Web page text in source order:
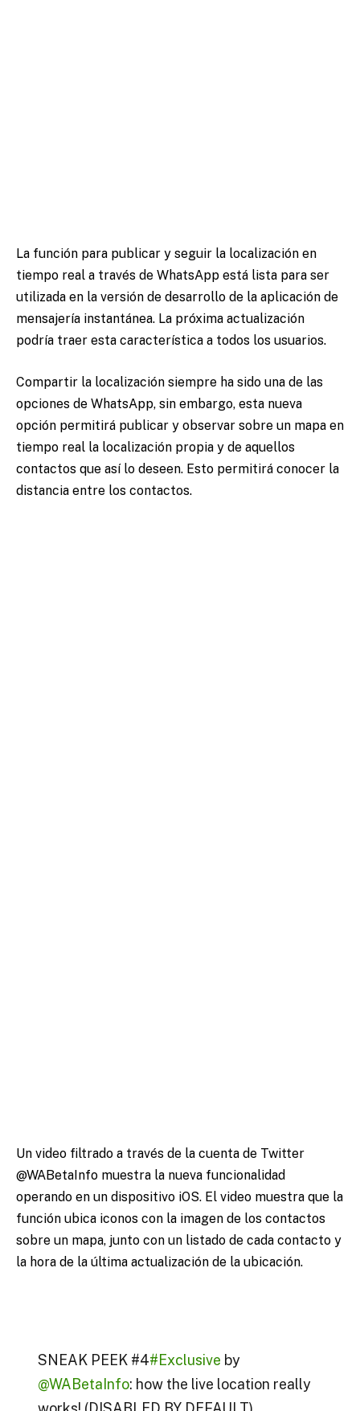
La función para publicar y seguir la localización en
tiempo real a través de WhatsApp está lista para ser
utilizada en la versión de desarrollo de la aplicación de
mensajería instantánea. La próxima actualización
podría traer esta característica a todos los usuarios.
Compartir la localización siempre ha sido una de las
opciones de WhatsApp, sin embargo, esta nueva
opción permitirá publicar y observar sobre un mapa en
tiempo real la localización propia y de aquellos
contactos que así lo deseen. Esto permitirá conocer la
distancia entre los contactos.
Un video filtrado a través de la cuenta de Twitter
@WABetaInfo muestra la nueva funcionalidad
operando en un dispositivo iOS. El video muestra que la
función ubica iconos con la imagen de los contactos
sobre un mapa, junto con un listado de cada contacto y
la hora de la última actualización de la ubicación.
SNEAK PEEK #4#Exclusive by
@WABetaInfo: how the live location really